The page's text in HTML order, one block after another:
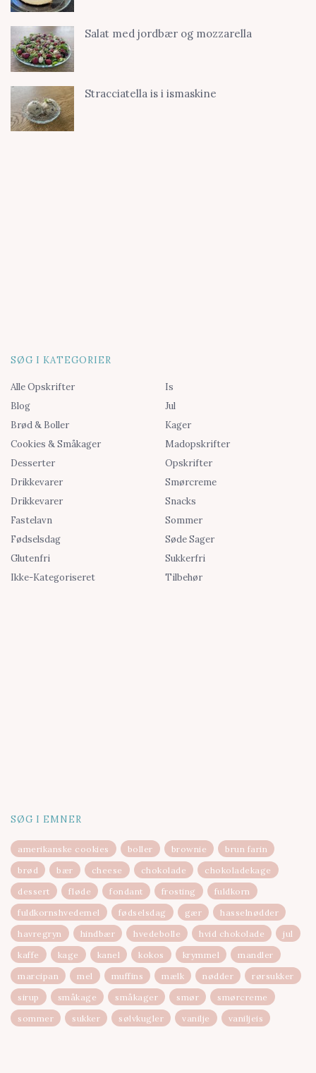
Salat med jordbær og mozzarella
Stracciatella is i ismaskine
SØG I KATEGORIER
Alle Opskrifter
Blog
Brød & Boller
Cookies & Småkager
Desserter
Drikkevarer
Drikkevarer
Fastelavn
Fødselsdag
Glutenfri
Ikke-Kategoriseret
Is
Jul
Kager
Madopskrifter
Opskrifter
Smørcreme
Snacks
Sommer
Søde Sager
Sukkerfri
Tilbehør
SØG I EMNER
amerikanske cookies boller brownie
brun farin
brød
bær cheese chokolade
chokoladekage
dessert
fløde fondant frosting
fuldkorn
fuldkornshvedemel
fødselsdag gær
hasselnødder
havregryn
hindbær hvedebolle hvid chokolade
jul
kaffe
kage kanel kokos krymmel
mandler
marcipan
mel muffins mælk nødder
rørsukker
sirup
småkage småkager smør
smørcreme
sommer
sukker sølvkugler vanilje vaniljeis